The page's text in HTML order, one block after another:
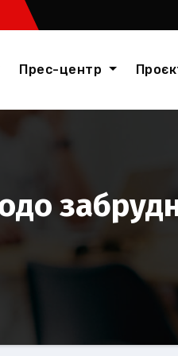
Прес-центр